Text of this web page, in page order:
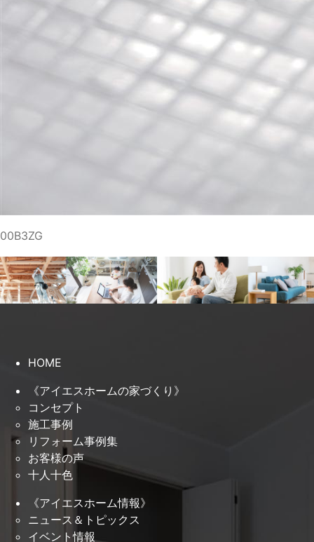
00B3ZG
HOME
《アイエスホームの家づくり》
コンセプト
施工事例
リフォーム事例集
お客様の声
十人十色
《アイエスホーム情報》
ニュース＆トピックス
イベント情報